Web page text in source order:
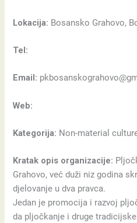
Lokacija: Bosansko Grahovo,
Tel:
Email:
Web:
Kategorija: Non-material
Kratak opis organizacije:
Grahovo, već duži niz godina
djelovanje u dva pravca.
Jedan je promocija i razvoj
da pljočkanje i druge